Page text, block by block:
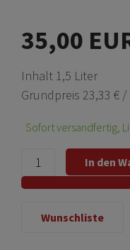
35,00
Inhalt 1,5 Liter
Grundpreis 23,33 €
Sofort versandfertig,
In den
Wunschliste